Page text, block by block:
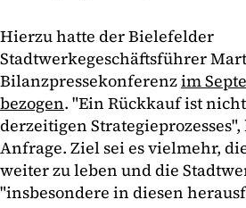
Hierzu hatte der Bielefelder
Stadtwerkegeschäftsführer
Bilanzpressekonferenzim
bezogen. "Ein Rückkauf ist
derzeitigen
Anfrage. Ziel sei es vielmehr,
weiter zu leben und die
"insbesondere in diesen